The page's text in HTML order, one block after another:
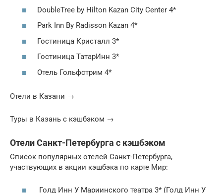
DoubleTree by Hilton Kazan City Center 4*
Park Inn By Radisson Kazan 4*
Гостиница Кристалл 3*
Гостиница ТатарИнн 3*
Отель Гольфстрим 4*
Отели в Казани →
Туры в Казань с кэшбэком →
Отели Санкт-Петербурга с кэшбэком
Список популярных отелей Санкт-Петербурга,
участвующих в акции кэшбэка по карте Мир:
Голд Инн У Мариинского театра 3* (Голд Инн У